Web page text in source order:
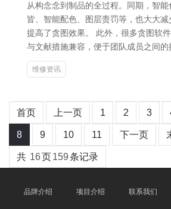
从构念念到制品的全过程。同期，智
皆、智能配色、图层责罚等，也大大减
提高了贪图效果。 此外，很多贪图软
与文献措施兼容，便于团队成员之间的
维修资讯
首页 上一页 1 2 3
8 9 10 11 下一页
共 16页159条记录
品牌介绍 项目介绍 联系我们